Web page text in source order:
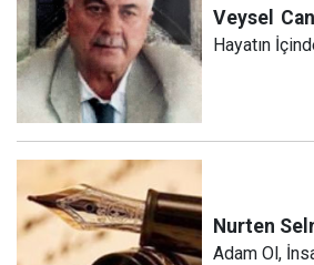
Veysel
Hayatın
Nurten
Adam Ol,